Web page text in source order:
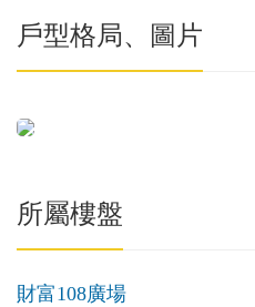
戶型格局、圖片
所屬樓盤
財富108廣場